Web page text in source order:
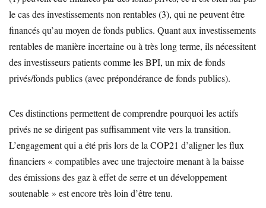
le cas des investissements non rentables (3), qui ne peuvent être
financés qu’au moyen de fonds publics. Quant aux investissements
rentables de manière incertaine ou à très long terme, ils nécessitent
des investisseurs patients comme les BPI, un mix de fonds
privés/fonds publics (avec prépondérance de fonds publics).
Ces distinctions permettent de comprendre pourquoi les actifs
privés ne se dirigent pas suffisamment vite vers la transition.
L’engagement qui a été pris lors de la COP21 d’aligner les flux
financiers « compatibles avec une trajectoire menant à la baisse
des émissions des gaz à effet de serre et un développement
soutenable » est encore très loin d’être tenu.